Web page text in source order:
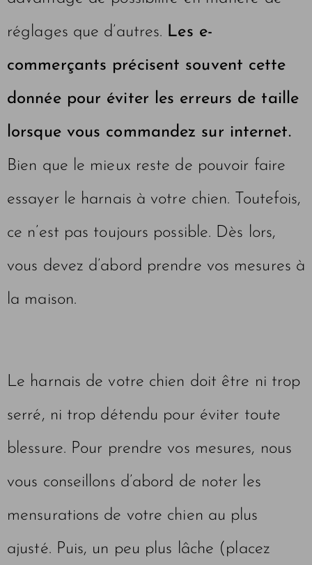
réglages que d’autres. Les e-
commerçants précisent souvent cette
donnée pour éviter les erreurs de taille
lorsque vous commandez sur internet.
Bien que le mieux reste de pouvoir faire
essayer le harnais à votre chien. Toutefois,
ce n’est pas toujours possible. Dès lors,
vous devez d’abord prendre vos mesures à
la maison.
Le harnais de votre chien doit être ni trop
serré, ni trop détendu pour éviter toute
blessure. Pour prendre vos mesures, nous
vous conseillons d’abord de noter les
mensurations de votre chien au plus
ajusté. Puis, un peu plus lâche (placez